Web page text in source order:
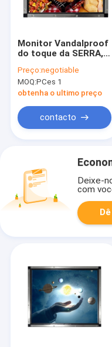
Monitor Vandalproof
do toque da SERRA,
quadro aberto de 15
polegadas
Preço:negotiable
MOQ:PCes 1
obtenha o ultimo preço
contacto
Deixe-
com